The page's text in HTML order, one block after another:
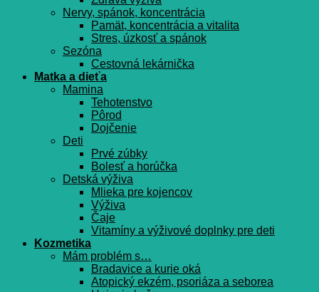
Nervy, spánok, koncentrácia
Pamät, koncentrácia a vitalita
Stres, úzkosť a spánok
Sezóna
Cestovná lekárnička
Matka a dieťa
Mamina
Tehotenstvo
Pôrod
Dojčenie
Deti
Prvé zúbky
Bolesť a horúčka
Detská výživa
Mlieka pre kojencov
Výživa
Čaje
Vitamíny a výživové doplnky pre deti
Kozmetika
Mám problém s…
Bradavice a kurie oká
Atopický ekzém, psoriáza a seborea